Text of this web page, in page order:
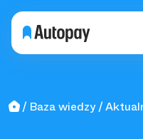
Baza wiedzy